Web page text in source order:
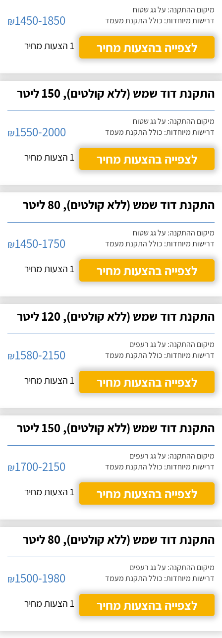
מיקום ההתקנה: על גג שטוח
דרישות מיוחדות: כולל התקנת מעמד
₪1450-1850
לצפייה בהצעות מחיר
1 הצעות מחיר
התקנת דוד שמש (ללא קולטים), 150 ליטר
מיקום ההתקנה: על גג שטוח
דרישות מיוחדות: כולל התקנת מעמד
₪1550-2000
לצפייה בהצעות מחיר
1 הצעות מחיר
התקנת דוד שמש (ללא קולטים), 80 ליטר
מיקום ההתקנה: על גג שטוח
דרישות מיוחדות: כולל התקנת מעמד
₪1450-1750
לצפייה בהצעות מחיר
1 הצעות מחיר
התקנת דוד שמש (ללא קולטים), 120 ליטר
מיקום ההתקנה: על גג רעפים
דרישות מיוחדות: כולל התקנת מעמד
₪1580-2150
לצפייה בהצעות מחיר
1 הצעות מחיר
התקנת דוד שמש (ללא קולטים), 150 ליטר
מיקום ההתקנה: על גג רעפים
דרישות מיוחדות: כולל התקנת מעמד
₪1700-2150
לצפייה בהצעות מחיר
1 הצעות מחיר
התקנת דוד שמש (ללא קולטים), 80 ליטר
מיקום ההתקנה: על גג רעפים
דרישות מיוחדות: כולל התקנת מעמד
₪1500-1980
לצפייה בהצעות מחיר
1 הצעות מחיר